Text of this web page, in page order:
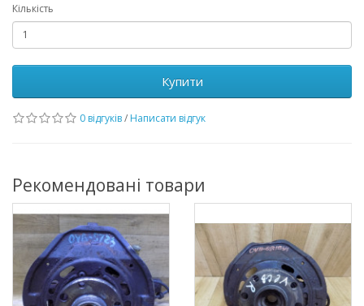
Кількість
Купити
0 відгуків/ Написати відгук
Рекомендовані товари